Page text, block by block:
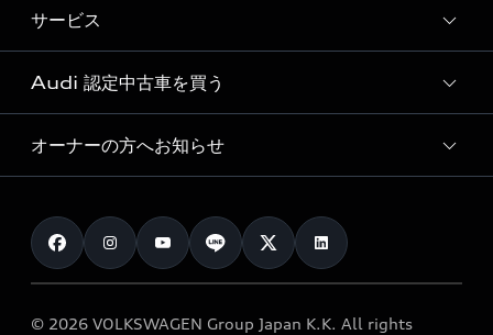
デジタルサービス
見積もり依頼
試乗予約
特別仕様モデル / 限定モデル
e-tronラインアップ
価格シミュレーション
車両比較
カタログ一覧
純正アクセサリー
オンラインショップ
Audi collection
アウディナビアプリ
サービス
サービス入庫予約
サービスプログラム
メンテナンス
車検 / 定期点検
e-tronアフターサポート
Audi 認定中古車を買う
Audi認定中古車
クオリティ
保証
メンテナンス
オーナーの方へお知らせ
お知らせ
オーナー様向けキャンペーン
© 2026 VOLKSWAGEN Group Japan K.K. All rights